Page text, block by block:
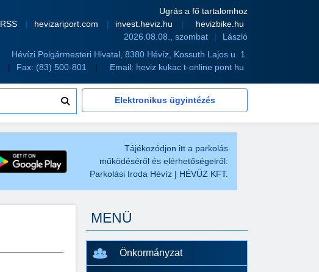
Ugrás a fő tartalomhoz
RSS
hevizariport.com invest.heviz.hu
hevizbike.hu
2026.08.08., szombat
László
Hévízi Polgármesteri Hivatal, 8380 Hévíz, Kossuth Lajos u. 1.
Fax: (83) 500-801 Email: heviz kukac t-online pont hu
Elektronikus ügyintézés
Tájékozódjon itt a parkolás
működéséről és elérhetőségeiről:
Parkolási Iroda Hévíz | HÉVÜZ KFT.
MENÜ
Önkormányzat